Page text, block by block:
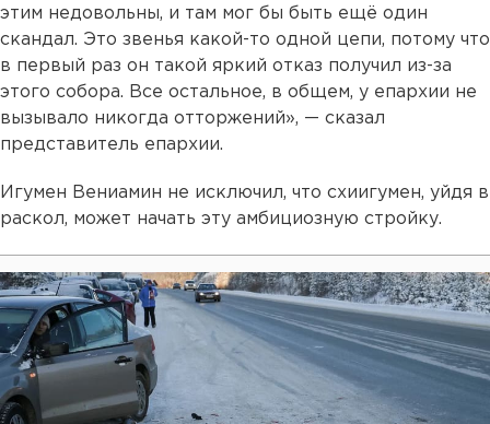
этим недовольны, и там мог бы быть ещё один
скандал. Это звенья какой-то одной цепи, потому что
в первый раз он такой яркий отказ получил из-за
этого собора. Все остальное, в общем, у епархии не
вызывало никогда отторжений», — сказал
представитель епархии.
Игумен Вениамин не исключил, что схиигумен, уйдя в
раскол, может начать эту амбициозную стройку.